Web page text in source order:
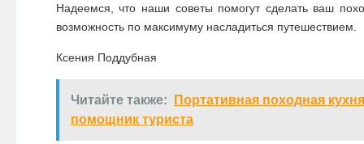
Надеемся, что наши советы помогут сделать ваш
возможность по максимуму насладиться путешествием.
Ксения Поддубная
Читайте также:
Портативная походная
помощник туриста